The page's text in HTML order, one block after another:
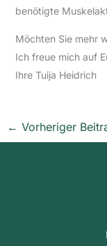
benötigte
Möchten Sie mehr
Ich freue mich auf
Ihre Tuija Heidrich
← Vorheriger